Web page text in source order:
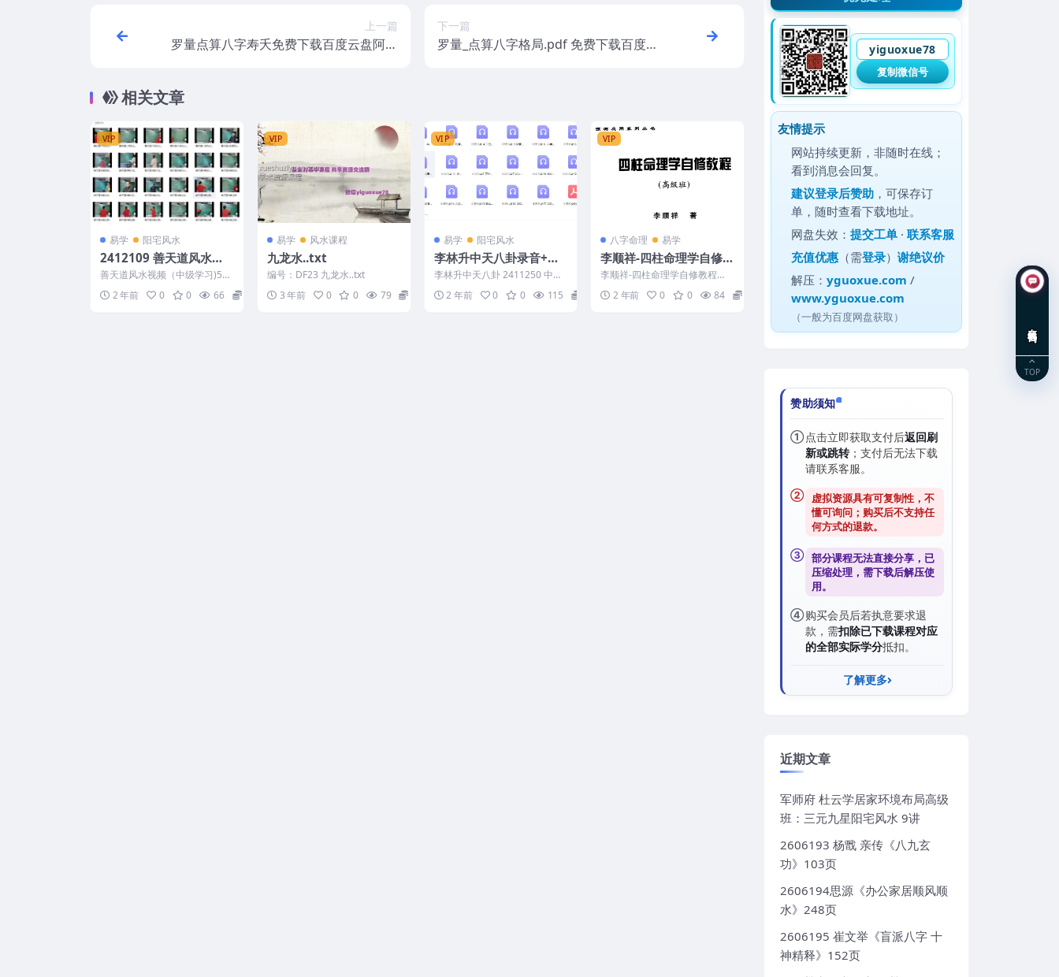
上一篇
罗量点算八字寿夭免费下载百度云盘阿里
下一篇
罗量_点算八字格局.pdf 免费下载百度云
相关文章
VIP
易学 阳宅风水
2412109 善天道风水视
频（中级学习)53集
善天道风水视频（中级学习)53
集 2412109 善天道八宅风水
（二）.mp4 ...
2 年前 0 0 66
VIP
易学 风水课程
九龙水..txt
编号：DF23 九龙水..txt
3 年前
0 0 79
VIP
易学 阳宅风水
李林升中天八卦录音+文
档
李林升中天八卦 2411250 中天
八卦 1 学易方法 道六中天区别.
m4a 中...
2 年前 0 0 115
VIP
八字命理 易学
李顺祥-四柱命理学自修
教程（高级班）
李顺祥-四柱命理学自修教程
（高级班） 240909-17
2 年前 0 0 84
yiguoxue78
复制微信号
友情提示
网站持续更新，非随时在线；
看到消息会回复。
建议登录后赞助 ，可保存订
单，随时查看下载地址。
网盘失效：提交工单 ·联系客服
充值优惠 （需登录）谢绝议价
解压：yguoxue.com /
www.yguoxue.com
（一般为百度网盘获取）
赞助须知
①点击立即获取支付后返回刷
新或跳转；支付后无法下载
请联系客服。
②
虚拟资源具有可复制性，不
懂可询问；购买后不支持任
何方式的退款。
③ 部分课程无法直接分享，已
压缩处理，需下载后解压使
用。
④购买会员后若执意要求退
款，需扣除已下载课程对应
的全部实际学分抵扣。
了解更多
近期文章
军师府 杜云学居家环境布局高级
班：三元九星阳宅风水 9讲
2606193 杨戬 亲传《八九玄
功》103页
2606194思源《办公家居顺风顺
水》248页
2606195 崔文举《盲派八字 十
神精释》152页
TOP